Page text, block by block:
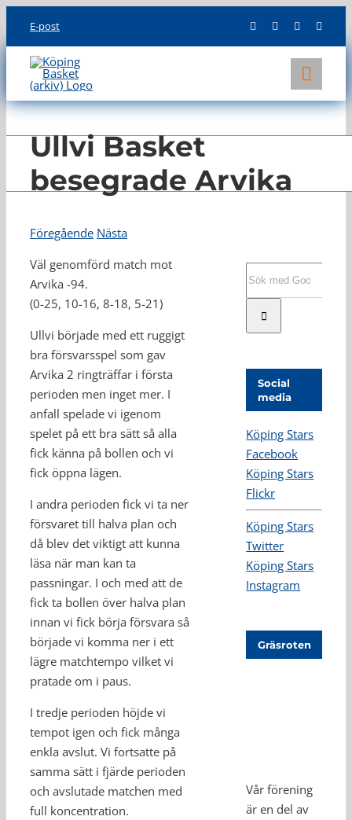
content
E-post
KLUBBEN
LAG
INFO
Ullvi Basket
besegrade Arvika
Föregående Nästa
Väl genomförd match mot
Arvika -94.
(0-25, 10-16, 8-18, 5-21)
Ullvi började med ett ruggigt
bra försvarsspel som gav
Arvika 2 ringträffar i första
perioden men inget mer. I
anfall spelade vi igenom
spelet på ett bra sätt så alla
fick känna på bollen och vi
fick öppna lägen.
I andra perioden fick vi ta ner
försvaret till halva plan och
då blev det viktigt att kunna
läsa när man kan ta
passningar. I och med att de
fick ta bollen över halva plan
innan vi fick börja försvara så
började vi komma ner i ett
lägre matchtempo vilket vi
pratade om i paus.
I tredje perioden höjde vi
tempot igen och fick många
enkla avslut. Vi fortsatte på
samma sätt i fjärde perioden
och avslutade matchen med
full koncentration.
Social
media
Köping Stars
Facebook
Köping Stars
Flickr
Köping Stars
Twitter
Köping Stars
Instagram
Gräsroten
Vår förening
är en del av